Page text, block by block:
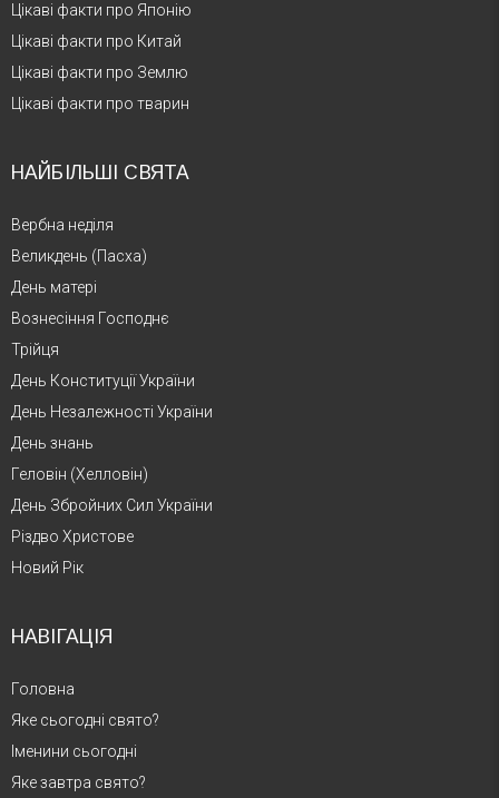
Цікаві факти про Японію
Цікаві факти про Китай
Цікаві факти про Землю
Цікаві факти про тварин
НАЙБІЛЬШІ СВЯТА
Вербна неділя
Великдень (Пасха)
День матері
Вознесіння Господнє
Трійця
День Конституції України
День Незалежності України
День знань
Геловін (Хелловін)
День Збройних Сил України
Різдво Христове
Новий Рік
НАВІГАЦІЯ
Головна
Яке сьогодні свято?
Іменини сьогодні
Яке завтра свято?